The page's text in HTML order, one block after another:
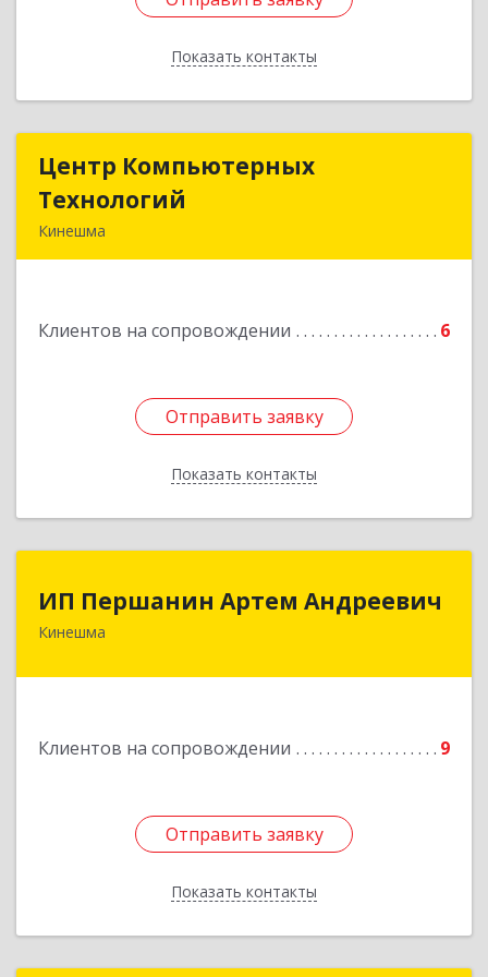
Показать контакты
Назад
Центр Компьютерных
Технологий
Кинешма
Клиентов на сопровождении 6
Отправить заявку
Показать контакты
Центр Компьютерных
Подробнее
Отправить заявку
Назад
ИП Першанин Артем Андреевич
Кинешма
Клиентов на сопровождении 9
Отправить заявку
Показать контакты
Отправить заявку
Назад